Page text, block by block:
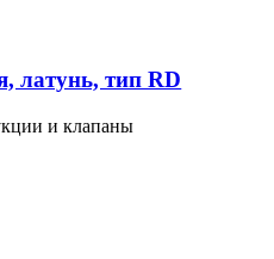
латунь, тип RD
и клапаны